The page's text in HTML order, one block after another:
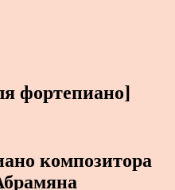
фортепиано]
композитора